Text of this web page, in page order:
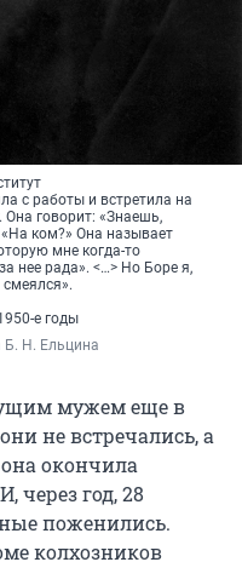
с работы и встретила на
Она говорит: «Знаешь,
ком?» Она называет
мне когда-то
нее рада». <…> Но Боре я,
е годы
Б. Н. Ельцина
мужем еще в
не встречались, а
окончила
через год, 28
поженились.
колхозников